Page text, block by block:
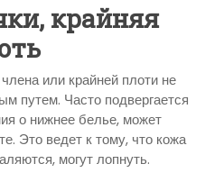
крайняя
или крайней плоти не
путем. Часто подвергается
о нижнее белье, может
Это ведет к тому, что кожа
могут лопнуть.